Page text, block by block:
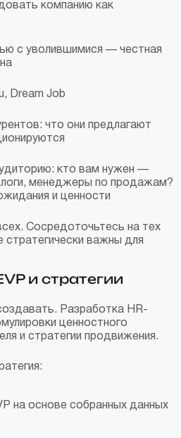
компанию как
с уволившимися — честная
Dream Job
что они предлагают
кто вам нужен —
менеджеры по продажам?
и ценности
Сосредоточьтесь на тех
стратегически важны для
и стратегии
Разработка HR-
ценностного
и стратегии продвижения.
на основе собранных данных